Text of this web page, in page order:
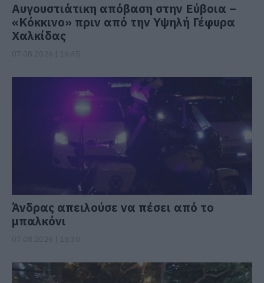
Αυγουστιάτικη απόβαση στην Εύβοια –
«Κόκκινο» πριν από την Υψηλή Γέφυρα
Χαλκίδας
Άνδρας απειλούσε να πέσει από το
μπαλκόνι